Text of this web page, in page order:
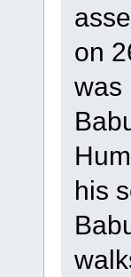
on
was
his